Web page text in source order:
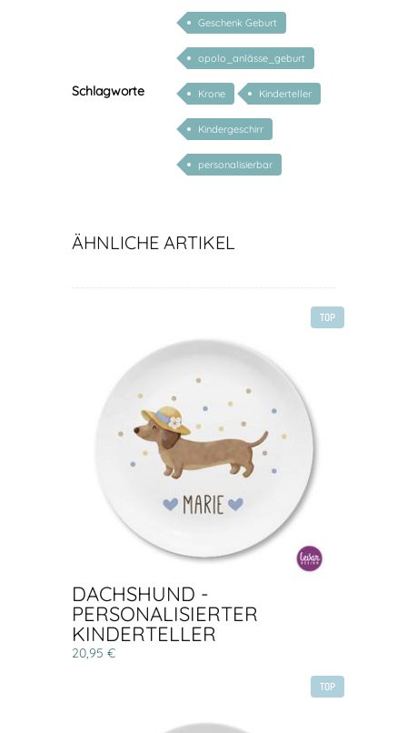
Schlagworte
Geschenk Geburt
opolo_anlässe_geburt
Krone Kinderteller
Kindergeschirr
personalisierbar
ÄHNLICHE ARTIKEL
TOP
DACHSHUND -
PERSONALISIERTER
KINDERTELLER
20,95 €
TOP